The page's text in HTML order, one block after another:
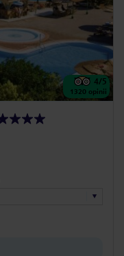
4/5
1320 opinii